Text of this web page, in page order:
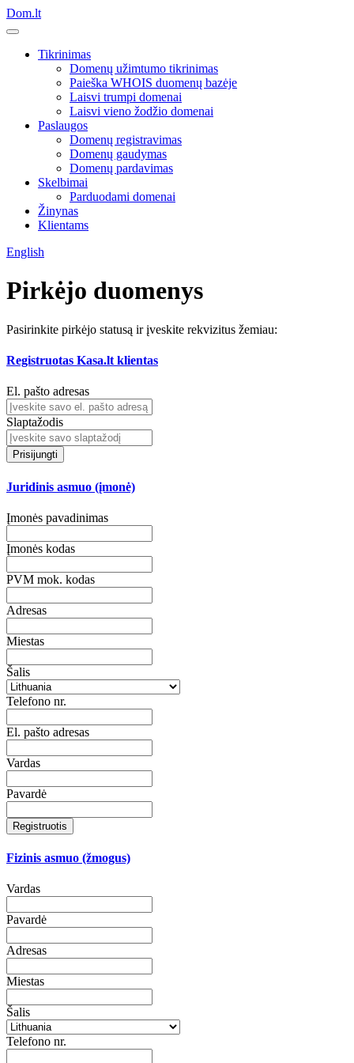
Dom.lt
Tikrinimas
Domenų užimtumo tikrinimas
Paieška WHOIS duomenų bazėje
Laisvi trumpi domenai
Laisvi vieno žodžio domenai
Paslaugos
Domenų registravimas
Domenų gaudymas
Domenų pardavimas
Skelbimai
Parduodami domenai
Žinynas
Klientams
English
Pirkėjo duomenys
Pasirinkite pirkėjo statusą ir įveskite rekvizitus žemiau:
Registruotas Kasa.lt klientas
El. pašto adresas
Slaptažodis
Prisijungti
Juridinis asmuo (įmonė)
Įmonės pavadinimas
Įmonės kodas
PVM mok. kodas
Adresas
Miestas
Šalis
Telefono nr.
El. pašto adresas
Vardas
Pavardė
Registruotis
Fizinis asmuo (žmogus)
Vardas
Pavardė
Adresas
Miestas
Šalis
Telefono nr.